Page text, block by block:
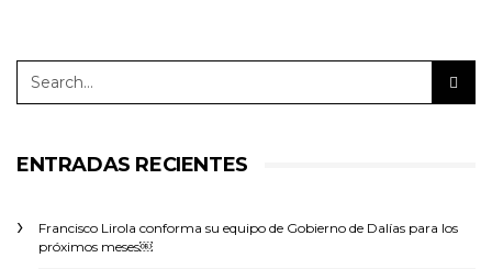
ENTRADAS RECIENTES
Francisco Lirola conforma su equipo de Gobierno de Dalías para los
próximos meses￼